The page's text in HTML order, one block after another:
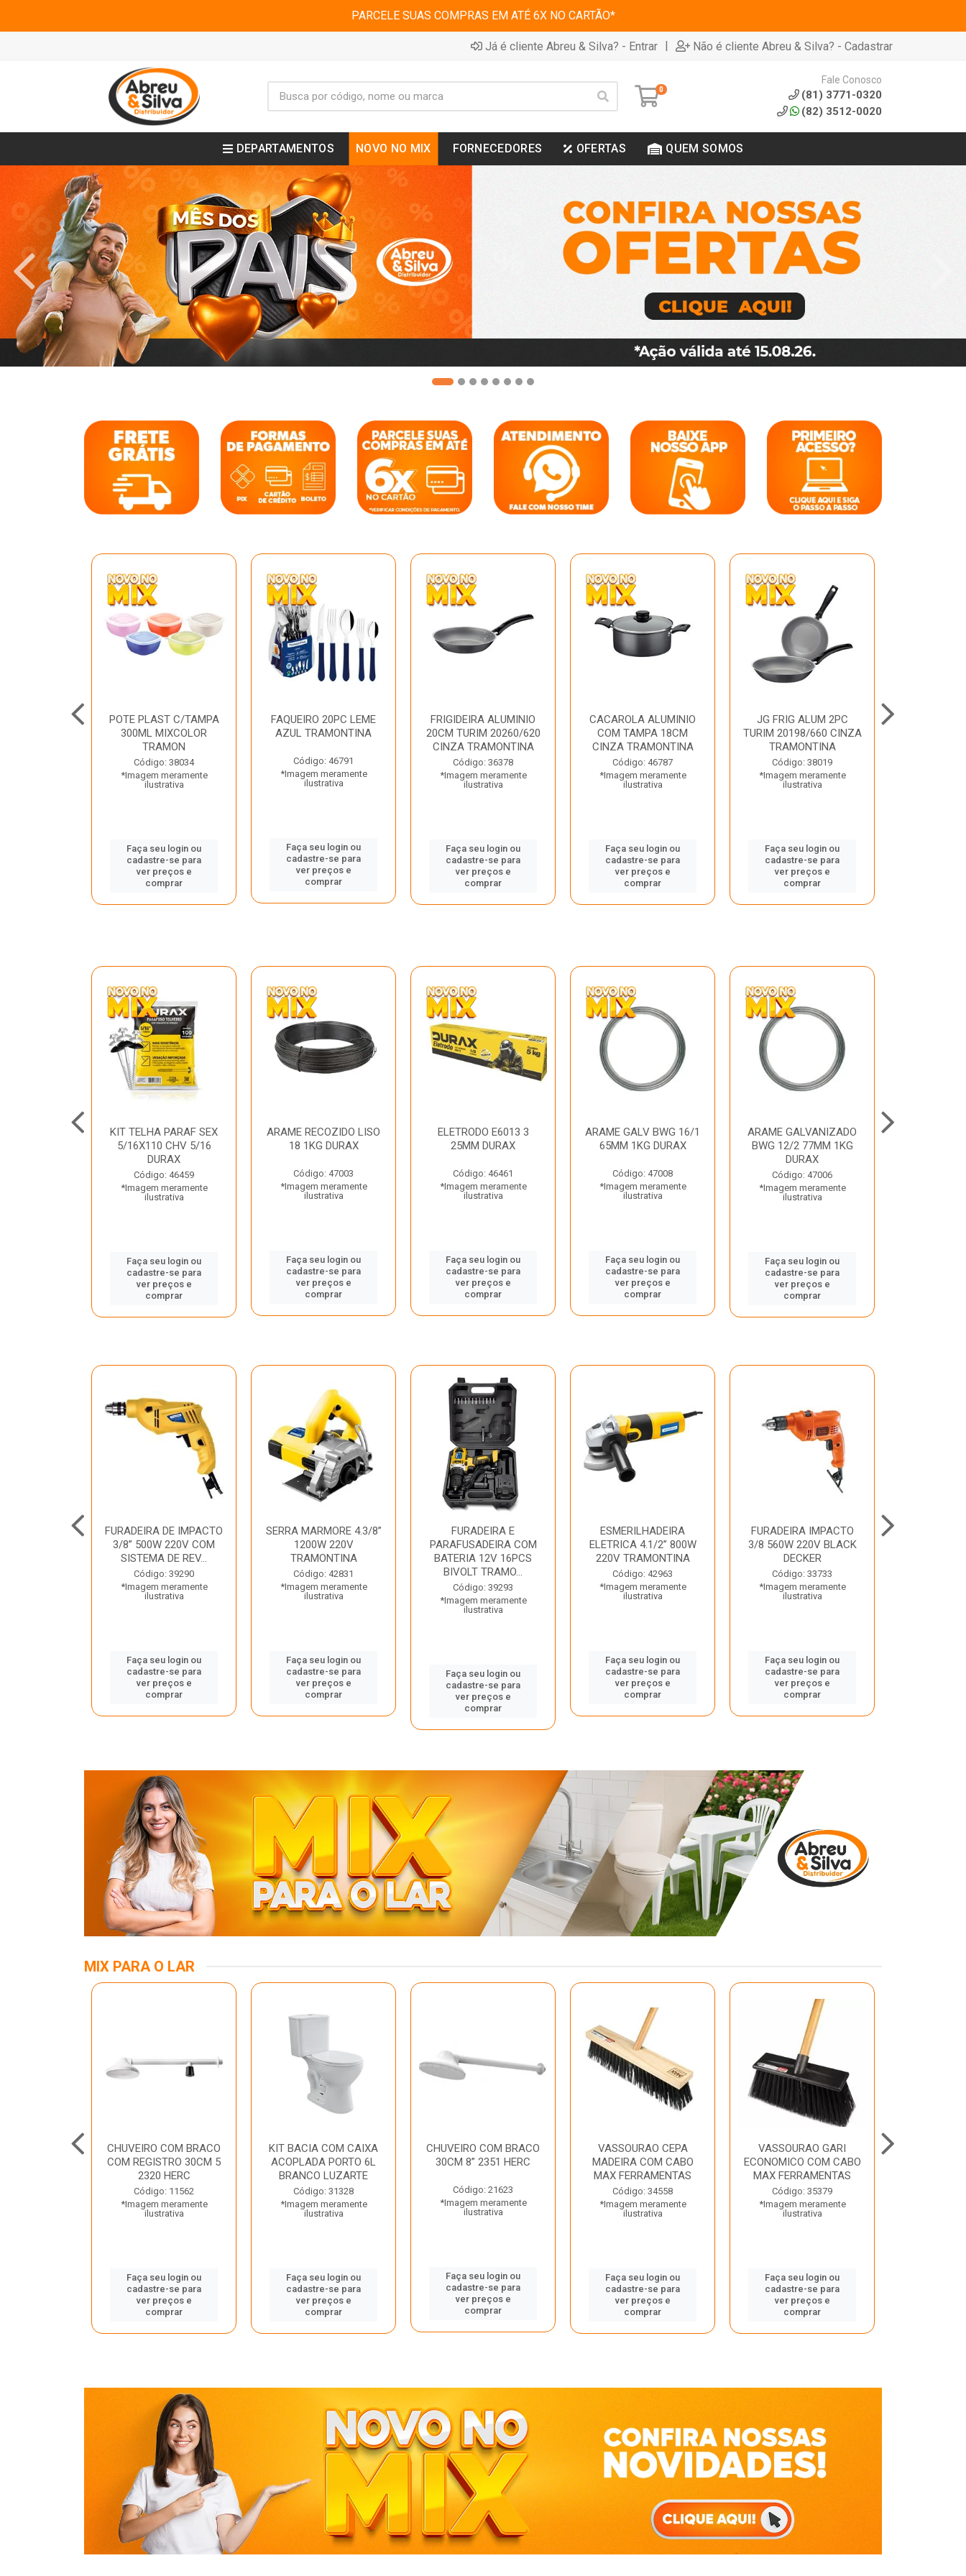
PARCELE SUAS COMPRAS EM ATÉ 6X NO CARTÃO*
Já é cliente Abreu & Silva? - Entrar | Não é cliente Abreu & Silva? - Cadastrar
0
Fale Conosco
(81) 3771-0320
(82) 3512-0020
DEPARTAMENTOS NOVO NO MIX FORNECEDORES OFERTAS QUEM SOMOS
POTE PLAST C/TAMPA
300ML MIXCOLOR
TRAMON
Código: 38034
*Imagem meramente
ilustrativa
Faça seu login ou
cadastre-se para
ver preços e
comprar
FAQUEIRO 20PC LEME
AZUL TRAMONTINA
Código: 46791
*Imagem meramente
ilustrativa
Faça seu login ou
cadastre-se para
ver preços e
comprar
FRIGIDEIRA ALUMINIO
20CM TURIM 20260/620
CINZA TRAMONTINA
Código: 36378
*Imagem meramente
ilustrativa
Faça seu login ou
cadastre-se para
ver preços e
comprar
CACAROLA ALUMINIO
COM TAMPA 18CM
CINZA TRAMONTINA
Código: 46787
*Imagem meramente
ilustrativa
Faça seu login ou
cadastre-se para
ver preços e
comprar
JG FRIG ALUM 2PC
TURIM 20198/660 CINZA
TRAMONTINA
Código: 38019
*Imagem meramente
ilustrativa
Faça seu login ou
cadastre-se para
ver preços e
comprar
KIT TELHA PARAF SEX
5/16X110 CHV 5/16
DURAX
Código: 46459
*Imagem meramente
ilustrativa
Faça seu login ou
cadastre-se para
ver preços e
comprar
ARAME RECOZIDO LISO
18 1KG DURAX
Código: 47003
*Imagem meramente
ilustrativa
Faça seu login ou
cadastre-se para
ver preços e
comprar
ELETRODO E6013 3
25MM DURAX
Código: 46461
*Imagem meramente
ilustrativa
Faça seu login ou
cadastre-se para
ver preços e
comprar
ARAME GALV BWG 16/1
65MM 1KG DURAX
Código: 47008
*Imagem meramente
ilustrativa
Faça seu login ou
cadastre-se para
ver preços e
comprar
ARAME GALVANIZADO
BWG 12/2 77MM 1KG
DURAX
Código: 47006
*Imagem meramente
ilustrativa
Faça seu login ou
cadastre-se para
ver preços e
comprar
FURADEIRA DE IMPACTO
3/8” 500W 220V COM
SISTEMA DE REV...
Código: 39290
*Imagem meramente
ilustrativa
Faça seu login ou
cadastre-se para
ver preços e
comprar
SERRA MARMORE 4.3/8”
1200W 220V
TRAMONTINA
Código: 42831
*Imagem meramente
ilustrativa
Faça seu login ou
cadastre-se para
ver preços e
comprar
FURADEIRA E
PARAFUSADEIRA COM
BATERIA 12V 16PCS
BIVOLT TRAMO...
Código: 39293
*Imagem meramente
ilustrativa
Faça seu login ou
cadastre-se para
ver preços e
comprar
ESMERILHADEIRA
ELETRICA 4.1/2” 800W
220V TRAMONTINA
Código: 42963
*Imagem meramente
ilustrativa
Faça seu login ou
cadastre-se para
ver preços e
comprar
FURADEIRA IMPACTO
3/8 560W 220V BLACK
DECKER
Código: 33733
*Imagem meramente
ilustrativa
Faça seu login ou
cadastre-se para
ver preços e
comprar
MIX PARA O LAR
CHUVEIRO COM BRACO
COM REGISTRO 30CM 5
2320 HERC
Código: 11562
*Imagem meramente
ilustrativa
Faça seu login ou
cadastre-se para
ver preços e
comprar
KIT BACIA COM CAIXA
ACOPLADA PORTO 6L
BRANCO LUZARTE
Código: 31328
*Imagem meramente
ilustrativa
Faça seu login ou
cadastre-se para
ver preços e
comprar
CHUVEIRO COM BRACO
30CM 8” 2351 HERC
Código: 21623
*Imagem meramente
ilustrativa
Faça seu login ou
cadastre-se para
ver preços e
comprar
VASSOURAO CEPA
MADEIRA COM CABO
MAX FERRAMENTAS
Código: 34558
*Imagem meramente
ilustrativa
Faça seu login ou
cadastre-se para
ver preços e
comprar
VASSOURAO GARI
ECONOMICO COM CABO
MAX FERRAMENTAS
Código: 35379
*Imagem meramente
ilustrativa
Faça seu login ou
cadastre-se para
ver preços e
comprar